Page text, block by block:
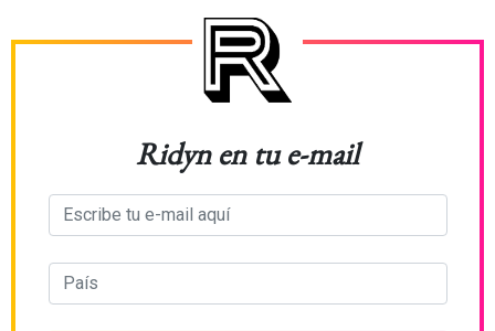
Ridyn en tu e-mail